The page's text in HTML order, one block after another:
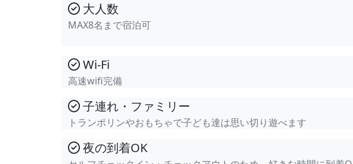
大人数
MAX8名まで宿泊可
Wi-Fi
高速wifi完備
子連れ・ファミリー
トランポリンやおもちゃで子ども達は思い切り遊べます
夜の到着OK